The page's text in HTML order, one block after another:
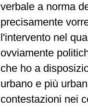
verbale a norma
precisamente
l'intervento nel
ovviamente
che ho a
urbano e più
contestazioni nei